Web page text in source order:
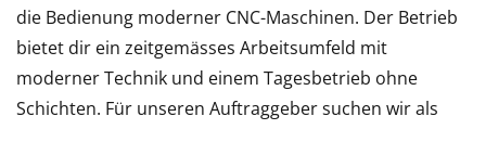
die Bedienung moderner CNC-Maschinen. Der Betrieb
bietet dir ein zeitgemässes Arbeitsumfeld mit
moderner Technik und einem Tagesbetrieb ohne
Schichten. Für unseren Auftraggeber suchen wir als